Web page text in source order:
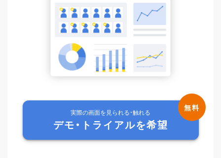
実際の画面を見られる・触れる
デモ・トライアルを希望